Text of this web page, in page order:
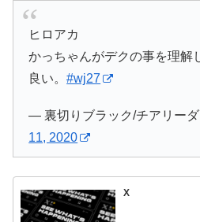
ヒロアカ
かっちゃんがデクの事を理解
良い。#wj27
— 裏切りブラック/チアリー
11, 2020
X